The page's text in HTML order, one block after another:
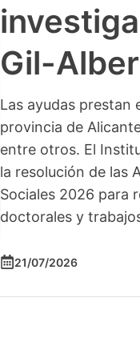
Gil-
Las ayudas prestan
provincia de
entre otros. El
la resolución de las
Sociales 2026 para
doctorales y
21/07/2026